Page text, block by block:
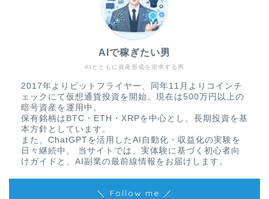
AIとともに資産形成を追求する男
AIで稼ぎたい男
2017年よりビットフライヤー、同年11月よりコインチ
ェックにて仮想通貨投資を開始。現在は500万円以上の
暗号資産を運用中。
保有銘柄はBTC・ETH・XRPを中心とし、長期投資を基
本方針としています。
また、ChatGPTを活用したAI自動化・収益化の実験を
日々継続中。 当サイトでは、実体験に基づく初心者向
けガイドと、AI副業の最前線情報をお届けします。
＼ Follow me ／